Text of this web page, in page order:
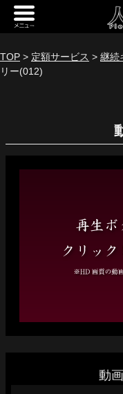
新規会員登録
[定額] メインギャラリ
[定額] 人妻楽園ギャラ
[定額] 継続1カ月ギャラ
[定額] 継続3カ月ギャ
[定額] 継続6カ月ギャラ
TOP > 定額サービス > 継続
リー(012)
動